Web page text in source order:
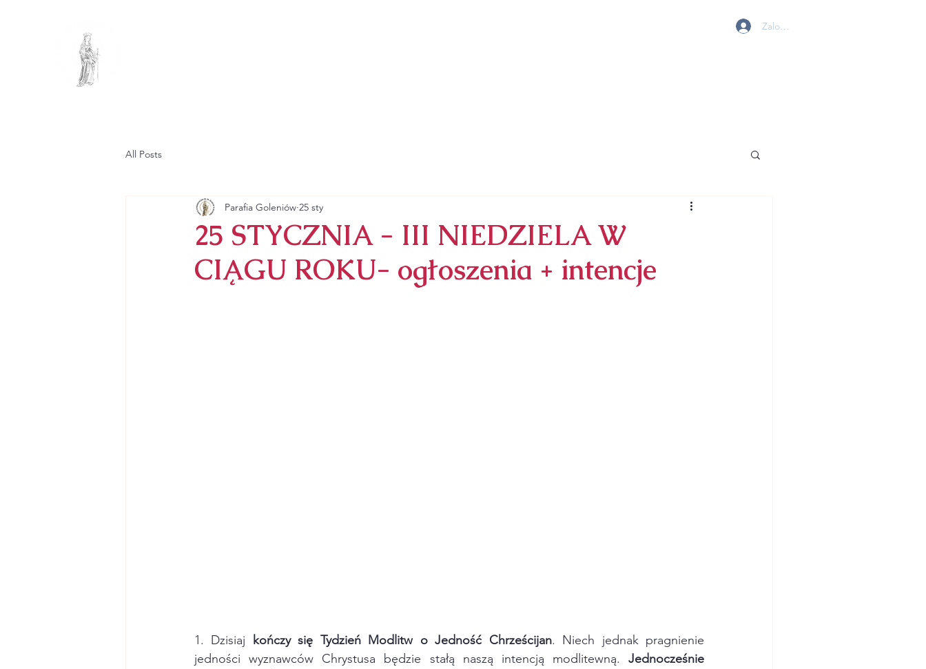
Zaloguj się
All Posts
25 STYCZNIA - III NIEDZIELA W
CIĄGU ROKU- ogłoszenia + intencje
Parafia Goleniów 25 sty
1. Dzisiaj kończy się Tydzień Modlitw o Jedność Chrześcijan. Niech jednak pragnienie
jedności wyznawców Chrystusa będzie stałą naszą intencją modlitewną. Jednocześnie